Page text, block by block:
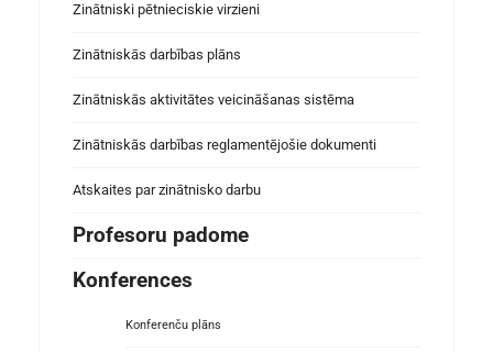
Zinātniski pētnieciskie virzieni
Zinātniskās darbības plāns
Zinātniskās aktivitātes veicināšanas sistēma
Zinātniskās darbības reglamentējošie dokumenti
Atskaites par zinātnisko darbu
Profesoru padome
Konferences
Konferenču plāns